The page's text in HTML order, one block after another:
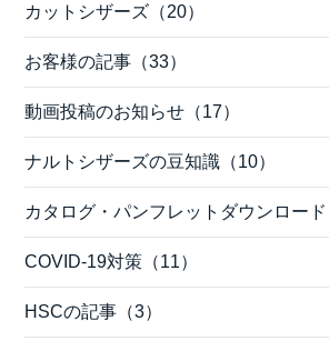
カットシザーズ（20）
お客様の記事（33）
動画投稿のお知らせ（17）
ナルトシザーズの豆知識（10）
カタログ・パンフレットダウンロード
COVID-19対策（11）
HSCの記事（3）